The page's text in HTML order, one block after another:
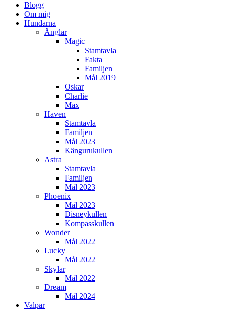
innehåll
Freestylehundar.se
Blogg
Om mig
Hundarna
Änglar
Magic
Stamtavla
Fakta
Familjen
Mål 2019
Oskar
Charlie
Max
Haven
Stamtavla
Familjen
Mål 2023
Kängurukullen
Astra
Stamtavla
Familjen
Mål 2023
Phoenix
Mål 2023
Disneykullen
Kompasskullen
Wonder
Mål 2022
Lucky
Mål 2022
Skylar
Mål 2022
Dream
Mål 2024
Valpar